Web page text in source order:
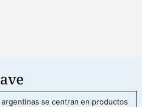
se centran en productos